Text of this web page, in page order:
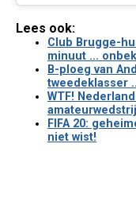
Lees ook:
Club Brugge-
minuut ...
B-ploeg van
tweedeklasser
WTF!
FIFA 20:
niet wist!